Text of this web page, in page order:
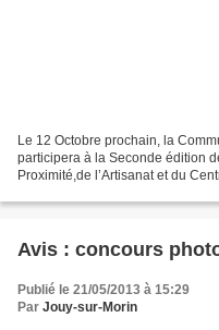
Le 12 Octobre prochain, la
participera à la Seconde édition
Proximité,de l’Artisanat et du
Avis : concours
Publié le 21/05/2013 à 15:29
Par Jouy-sur-Morin